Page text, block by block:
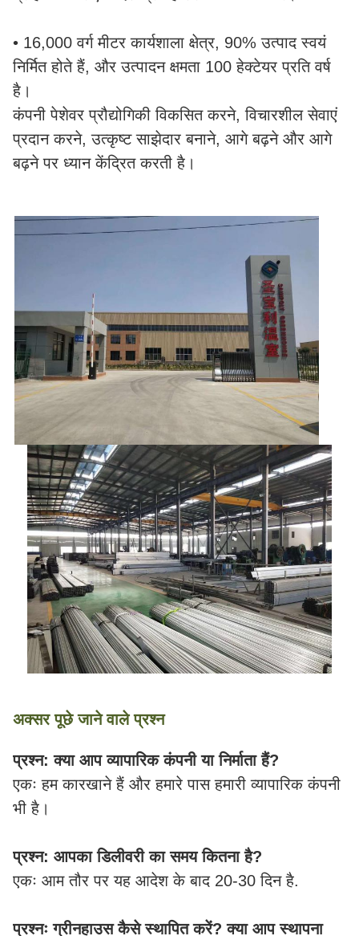
• 16,000 वर्ग मीटर कार्यशाला क्षेत्र, 90% उत्पाद स्वयं
निर्मित होते हैं, और उत्पादन क्षमता 100 हेक्टेयर प्रति वर्ष
है।
कंपनी पेशेवर प्रौद्योगिकी विकसित करने, विचारशील सेवाएं
प्रदान करने, उत्कृष्ट साझेदार बनाने, आगे बढ़ने और आगे
बढ़ने पर ध्यान केंद्रित करती है।
अक्सर पूछे जाने वाले प्रश्न
प्रश्न: क्या आप व्यापारिक कंपनी या निर्माता हैं?
एकः हम कारखाने हैं और हमारे पास हमारी व्यापारिक कंपनी
भी है।
प्रश्न: आपका डिलीवरी का समय कितना है?
एकः आम तौर पर यह आदेश के बाद 20-30 दिन है.
प्रश्नः ग्रीनहाउस कैसे स्थापित करें? क्या आप स्थापना